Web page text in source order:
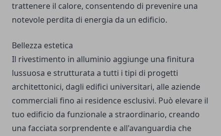
trattenere il calore, consentendo di prevenire una
notevole perdita di energia da un edificio.
Bellezza estetica
Il rivestimento in alluminio aggiunge una finitura
lussuosa e strutturata a tutti i tipi di progetti
architettonici, dagli edifici universitari, alle aziende
commerciali fino ai residence esclusivi. Può elevare il
tuo edificio da funzionale a straordinario, creando
una facciata sorprendente e all'avanguardia che